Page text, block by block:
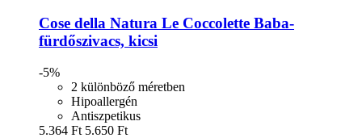
Cose della Natura Le Coccolette Baba-​
fürdőszivacs, kicsi
-5%
2 különböző méretben
Hipoallergén
Antiszpetikus
5.364 Ft 5.650 Ft